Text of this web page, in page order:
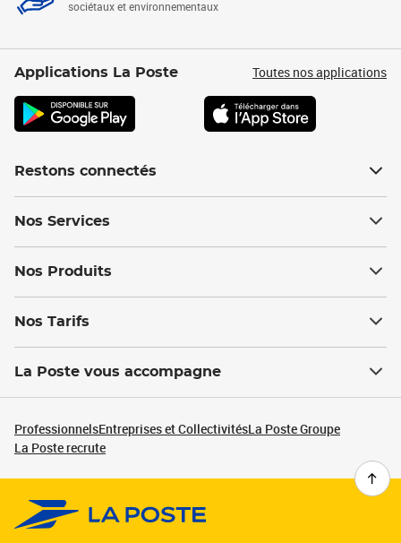
sociétaux et environnementaux
Applications La Poste Toutes nos applications
Restons connectés
Nos Services
Nos Produits
Nos Tarifs
La Poste vous accompagne
ProfessionnelsEntreprises et CollectivitésLa Poste Groupe
La Poste recrute